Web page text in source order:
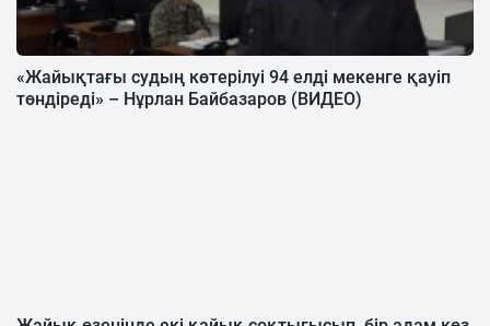
«Жайықтағы судың көтерілуі 94 елді мекенге қауіп
төндіреді» – Нұрлан Байбазаров (ВИДЕО)